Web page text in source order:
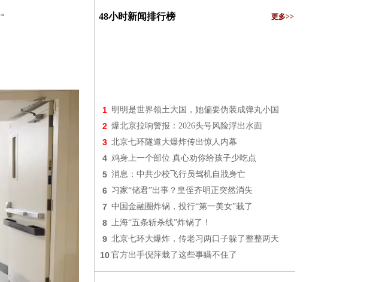
48小时新闻排行榜 更多>>
1 明明是世界领土大国，她偏要伪装成弹丸小国
2 爆北京拉响警报：2026头号风险浮出水面
3 北京七环隧道大爆炸传出惊人内幕
4 鸡身上一个部位 真心劝你给孩子少吃点
5 消息：中共少校飞行员驾机自戕身亡
6 习家“储君”出事？皇侄齐明正突然消失
7 中国金融圈炸锅，投行“第一美女”栽了
8 上海“五条斩杀线”炸锅了！
9 北京七环大爆炸，传老习两口子躲了整整两天
10 官方出手倪萍栽了这些事瞒不住了